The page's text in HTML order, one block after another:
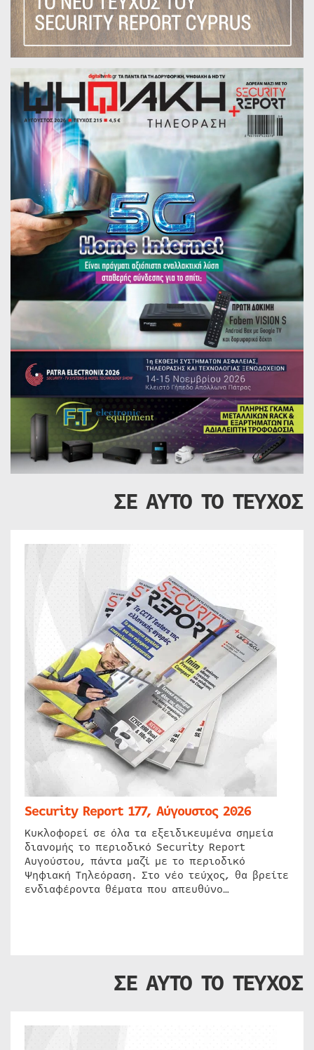
ΣΕ ΑΥΤΟ ΤΟ ΤΕΥΧΟΣ
Security Report 177, Αύγουστος 2026
Κυκλοφορεί σε όλα τα εξειδικευμένα σημεία
διανομής το περιοδικό Security Report
Αυγούστου, πάντα μαζί με το περιοδικό
Ψηφιακή Τηλεόραση. Στο νέο τεύχος, θα βρείτε
ενδιαφέροντα θέματα που απευθύνο…
ΣΕ ΑΥΤΟ ΤΟ ΤΕΥΧΟΣ